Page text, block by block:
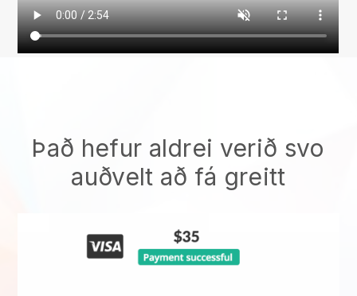
Það hefur aldrei verið svo
auðvelt að fá greitt